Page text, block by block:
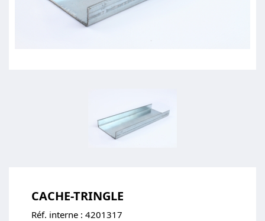
CACHE-TRINGLE
Réf. interne : 4201317